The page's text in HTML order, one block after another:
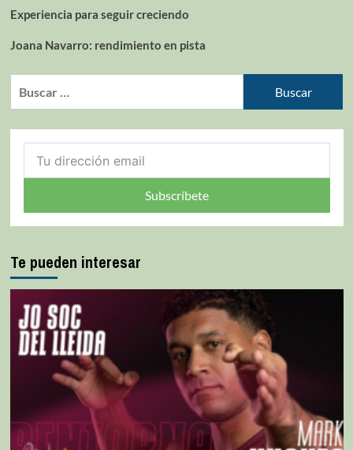
Experiencia para seguir creciendo
Joana Navarro: rendimiento en pista
Subscríbete
Te pueden interesar